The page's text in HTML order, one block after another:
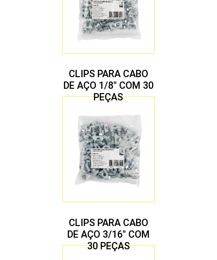
CLIPS PARA CABO
DE AÇO 1/8″ COM 30
PEÇAS
CLIPS PARA CABO
DE AÇO 3/16″ COM
30 PEÇAS